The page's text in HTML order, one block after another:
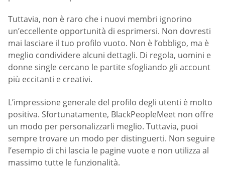
Tuttavia, non è raro che i nuovi membri ignorino
un’eccellente opportunità di esprimersi. Non dovresti
mai lasciare il tuo profilo vuoto. Non è l’obbligo, ma è
meglio condividere alcuni dettagli. Di regola, uomini e
donne single cercano le partite sfogliando gli account
più eccitanti e creativi.
L’impressione generale del profilo degli utenti è molto
positiva. Sfortunatamente, BlackPeopleMeet non offre
un modo per personalizzarli meglio. Tuttavia, puoi
sempre trovare un modo per distinguerti. Non seguire
l’esempio di chi lascia le pagine vuote e non utilizza al
massimo tutte le funzionalità.